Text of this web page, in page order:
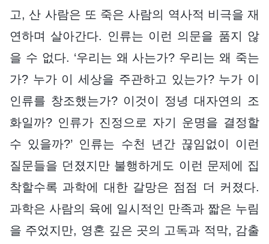
고, 산 사람은 또 죽은 사람의 역사적 비극을 재
연하며 살아간다. 인류는 이런 의문을 품지 않
을 수 없다. ‘우리는 왜 사는가? 우리는 왜 죽는
가? 누가 이 세상을 주관하고 있는가? 누가 이
인류를 창조했는가? 이것이 정녕 대자연의 조
화일까? 인류가 진정으로 자기 운명을 결정할
수 있을까?’ 인류는 수천 년간 끊임없이 이런
질문들을 던졌지만 불행하게도 이런 문제에 집
착할수록 과학에 대한 갈망은 점점 더 커졌다.
과학은 사람의 육에 일시적인 만족과 짧은 누림
을 주었지만, 영혼 깊은 곳의 고독과 적막, 감출